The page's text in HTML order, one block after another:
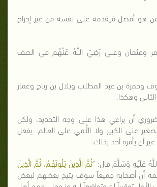
هو أفضل فيقدمه على نفسه من غير إحراج
وعثمان وعلي رَضِيَ اللَّهُ عَنْهُم في الصف
وحمزة بن عبد المطلب وبلال بن رباح وعمار
وهكذا.
أن يراعي هذا على وجه التحديد، ولكن
على الكبير ولا الأُمي على العالم. يفعل
أن يأمره أحد بذلك.
عَلَيْهِ وَسَلَّمَ قال: "ثُمَّ الَّذِينَ يَلُونَهُمْ، ثُمَّ الَّذِينَ
أن أصحابه جميعاً سوف يتيح بعضهم لبعض